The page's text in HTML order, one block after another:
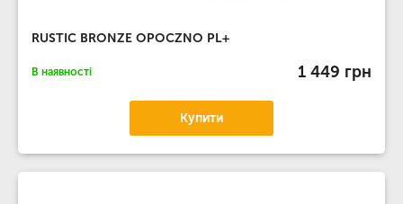
RUSTIC BRONZE OPOCZNO PL+
В наявності 1 449 грн
Купити